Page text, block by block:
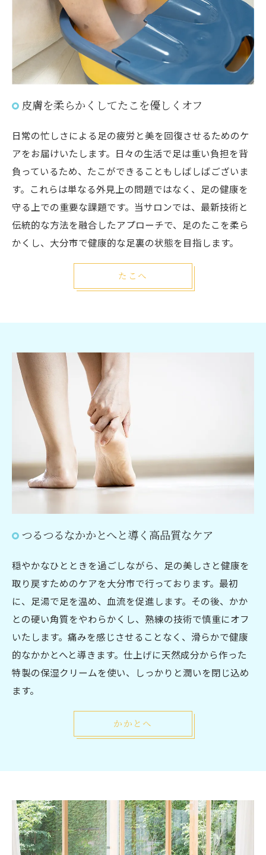
皮膚を柔らかくしてたこを優しくオフ
日常の忙しさによる足の疲労と美を回復させるためのケ
アをお届けいたします。日々の生活で足は重い負担を背
負っているため、たこができることもしばしばございま
す。これらは単なる外見上の問題ではなく、足の健康を
守る上での重要な課題です。当サロンでは、最新技術と
伝統的な方法を融合したアプローチで、足のたこを柔ら
かくし、大分市で健康的な足裏の状態を目指します。
たこへ
つるつるなかかとへと導く高品質なケア
穏やかなひとときを過ごしながら、足の美しさと健康を
取り戻すためのケアを大分市で行っております。最初
に、足湯で足を温め、血流を促進します。その後、かか
との硬い角質をやわらかくし、熟練の技術で慎重にオフ
いたします。痛みを感じさせることなく、滑らかで健康
的なかかとへと導きます。仕上げに天然成分から作った
特製の保湿クリームを使い、しっかりと潤いを閉じ込め
ます。
かかとへ